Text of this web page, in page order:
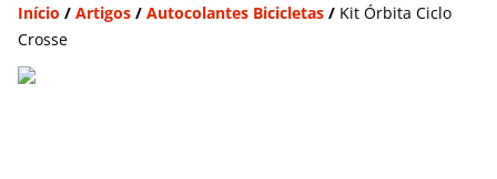
Início / Artigos / Autocolantes Bicicletas / Kit Órbita Ciclo
Crosse